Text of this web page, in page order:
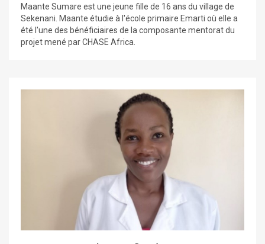
Maante Sumare est une jeune fille de 16 ans du village de
Sekenani. Maante étudie à l'école primaire Emarti où elle a
été l'une des bénéficiaires de la composante mentorat du
projet mené par CHASE Africa.